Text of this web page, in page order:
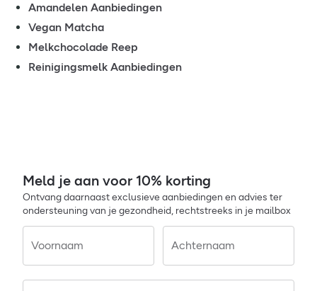
Amandelen Aanbiedingen
Vegan Matcha
Melkchocolade Reep
Reinigingsmelk Aanbiedingen
Meld je aan voor 10% korting
Ontvang daarnaast exclusieve aanbiedingen en advies ter
ondersteuning van je gezondheid, rechtstreeks in je mailbox
Voornaam Achternaam